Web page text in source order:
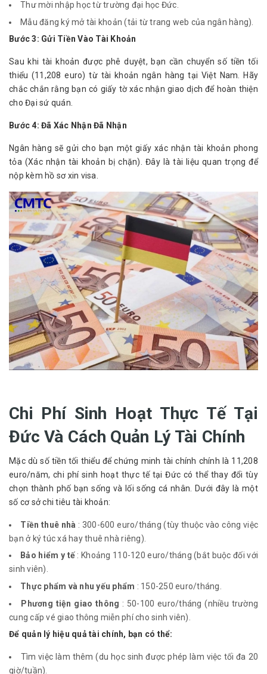
Thư mời nhập học từ trường đại học Đức.
Mẫu đăng ký mở tài khoản (tải từ trang web của ngân hàng).
Bước 3: Gửi Tiền Vào Tài Khoản
Sau khi tài khoản được phê duyệt, bạn cần chuyển số tiền tối
thiểu (11,208 euro) từ tài khoản ngân hàng tại Việt Nam. Hãy
chắc chắn rằng bạn có giấy tờ xác nhận giao dịch để hoàn thiện
cho Đại sứ quán.
Bước 4: Đã Xác Nhận Đã Nhận
Ngân hàng sẽ gửi cho bạn một giấy xác nhận tài khoản phong
tỏa (Xác nhận tài khoản bị chặn). Đây là tài liệu quan trọng để
nộp kèm hồ sơ xin visa.
Chi Phí Sinh Hoạt Thực Tế Tại
Đức Và Cách Quản Lý Tài Chính
Mặc dù số tiền tối thiểu để chứng minh tài chính chính là 11,208
euro/năm, chi phí sinh hoạt thực tế tại Đức có thể thay đổi tùy
chọn thành phố bạn sống và lối sống cá nhân. Dưới đây là một
số cơ sở chi tiêu tài khoản:
Tiền thuê nhà : 300-600 euro/tháng (tùy thuộc vào công việc
bạn ở ký túc xá hay thuê nhà riêng).
Bảo hiểm y tế : Khoảng 110-120 euro/tháng (bắt buộc đối với
sinh viên).
Thực phẩm và nhu yếu phẩm : 150-250 euro/tháng.
Phương tiện giao thông : 50-100 euro/tháng (nhiều trường
cung cấp vé giao thông miễn phí cho sinh viên).
Để quản lý hiệu quả tài chính, bạn có thể:
Tìm việc làm thêm (du học sinh được phép làm việc tối đa 20
giờ/tuần).